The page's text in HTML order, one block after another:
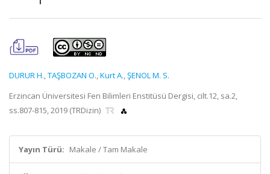
DURUR H.,TAŞBOZAN O.,Kurt A.,ŞENOL M. S.
Erzincan Üniversitesi Fen Bilimleri Enstitüsü Dergisi, cilt.12, sa.2,
ss.807-815, 2019 (TRDizin)
Yayın Türü: Makale / Tam Makale